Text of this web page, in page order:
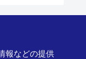
報などの提供